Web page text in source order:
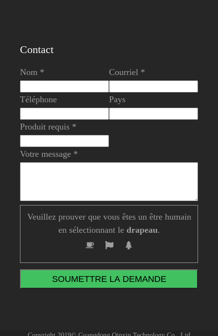
Contact
Nom * Courriel *
Téléphone Pays
Produit requis *
Votre message *
Veuillez prouver que vous êtes un être humain
en sélectionnant ledrapeau.